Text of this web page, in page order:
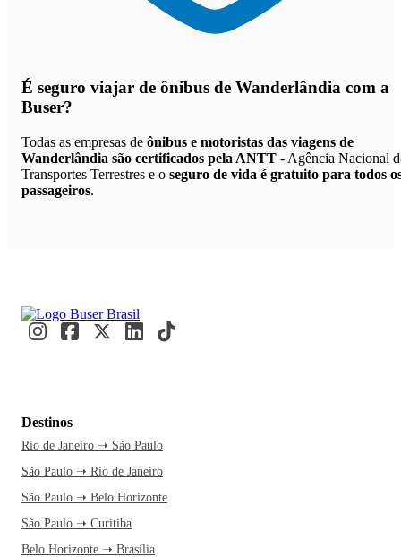
É seguro viajar de ônibus de Wanderlândia com a
Buser?
Todas as empresas de ônibus e motoristas das viagens de
Wanderlândia são certificados pela ANTT - Agência Nacional
Transportes Terrestres e o seguro de vida é gratuito para todos
passageiros.
Destinos
Rio de Janeiro ➝ São Paulo
São Paulo ➝ Rio de Janeiro
São Paulo ➝ Belo Horizonte
São Paulo ➝ Curitiba
Belo Horizonte ➝ Brasília